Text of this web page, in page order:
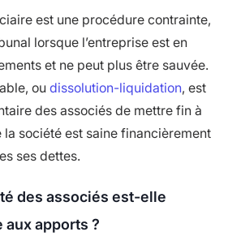
est une procédure contrainte,
lorsque l’entreprise est en
et ne peut plus être sauvée.
ou dissolution-liquidation, est
des associés de mettre fin à
la société est saine financièrement
ses dettes.
des associés est-elle
apports ?